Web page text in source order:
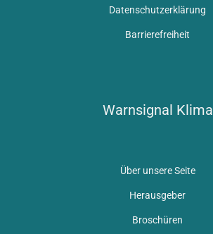
Datenschutzerklärung
Barrierefreiheit
Warnsignal Klima
Über unsere Seite
Herausgeber
Broschüren